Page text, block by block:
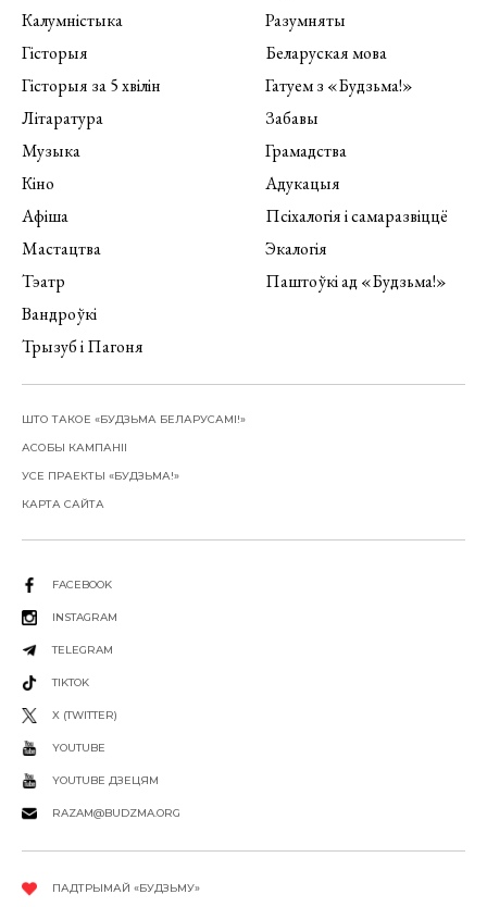
Калумністыка
Гісторыя
Гісторыя за 5 хвілін
Літаратура
Музыка
Кіно
Афіша
Мастацтва
Тэатр
Вандроўкі
Трызуб і Пагоня
Разумняты
Беларуская мова
Гатуем з «Будзьма!»
Забавы
Грамадства
Адукацыя
Псіхалогія і самаразвіццё
Экалогія
Паштоўкі ад «Будзьма!»
ШТО ТАКОЕ «БУДЗЬМА БЕЛАРУСАМІ!»
АСОБЫ КАМПАНІІ
УСЕ ПРАЕКТЫ «БУДЗЬМА!»
КАРТА САЙТА
FACEBOOK
INSTAGRAM
TELEGRAM
TIKTOK
X (TWITTER)
YOUTUBE
YOUTUBE ДЗЕЦЯМ
RAZAM@BUDZMA.ORG
ПАДТРЫМАЙ «БУДЗЬМУ»